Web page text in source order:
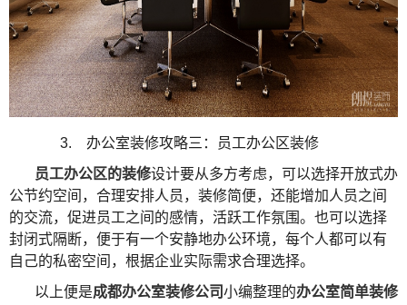
3.
办公室装修攻略三：员工办公区装修
员工办公区的装修设计要从多方考虑，可以选择开放式办
公节约空间，合理安排人员，装修简便，还能增加人员之间
的交流，促进员工之间的感情，活跃工作氛围。也可以选择
封闭式隔断，便于有一个安静地办公环境，每个人都可以有
自己的私密空间，根据企业实际需求合理选择。
以上便是成都办公室装修公司小编整理的办公室简单装修